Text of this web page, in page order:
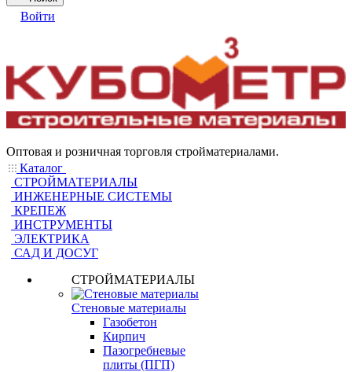
Войти
Оптовая и розничная торговля стройматериалами.
Каталог
СТРОЙМАТЕРИАЛЫ
ИНЖЕНЕРНЫЕ СИСТЕМЫ
КРЕПЕЖ
ИНСТРУМЕНТЫ
ЭЛЕКТРИКА
САД И ДОСУГ
СТРОЙМАТЕРИАЛЫ
Стеновые материалы
Газобетон
Кирпич
Пазогребневые
плиты (ПГП)